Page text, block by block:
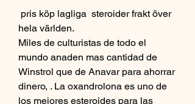
hela världen.
Miles de culturistas de todo el
mundo anaden mas cantidad de
Winstrol que de Anavar para ahorrar
dinero, . La oxandrolona es uno de
los mejores esteroides para las